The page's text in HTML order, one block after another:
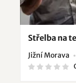
Střelba na
Jižní Morava